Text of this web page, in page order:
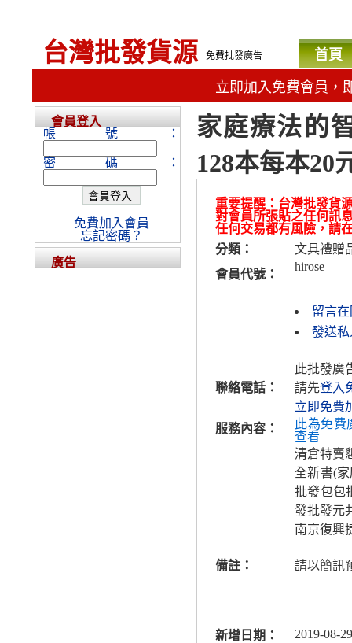
台灣批發貨源 免費批發廣告 首頁
立即加入免費會員，
家庭療法的
128本每本20
重要提醒：台灣批發貨
對會員所張貼之任何訊
任何交易都有風險，請
分類：
文具禮贈
會員代號：
hirose
留言
發送私
聯絡電話：
此批發廣
請先登入
立即免費
服務內容：
此為免費
查看
清倉特賣
全新書(
批發包包
發批發元
南京復興
備註： 請以簡訊
新增日期： 2019-08-
會員登入
帳號：
密碼：
免費加入會員
忘記密碼？
廣告